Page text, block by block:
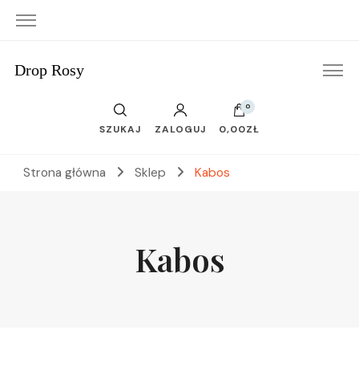
Drop Rosy
SZUKAJ ZALOGUJ
0
0,00ZŁ
Strona główna Sklep Kabos
Kabos